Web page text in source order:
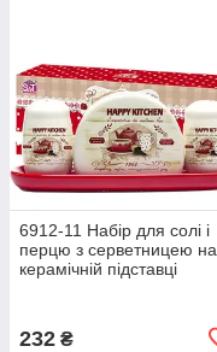
6912-11 Набір для солі і
перцю з серветницею на
керамічній підставці
232 ₴